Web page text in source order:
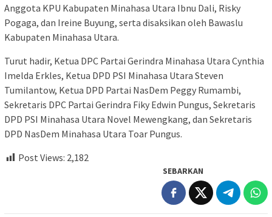
Anggota KPU Kabupaten Minahasa Utara Ibnu Dali, Risky
Pogaga, dan Ireine Buyung, serta disaksikan oleh Bawaslu
Kabupaten Minahasa Utara.
Turut hadir, Ketua DPC Partai Gerindra Minahasa Utara Cynthia
Imelda Erkles, Ketua DPD PSI Minahasa Utara Steven
Tumilantow, Ketua DPD Partai NasDem Peggy Rumambi,
Sekretaris DPC Partai Gerindra Fiky Edwin Pungus, Sekretaris
DPD PSI Minahasa Utara Novel Mewengkang, dan Sekretaris
DPD NasDem Minahasa Utara Toar Pungus.
Post Views: 2,182
SEBARKAN